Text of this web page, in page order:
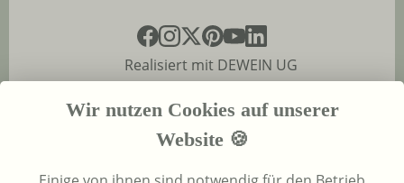
Realisiert mit DEWEIN UG
Wir nutzen Cookies auf unserer
Website 🍪